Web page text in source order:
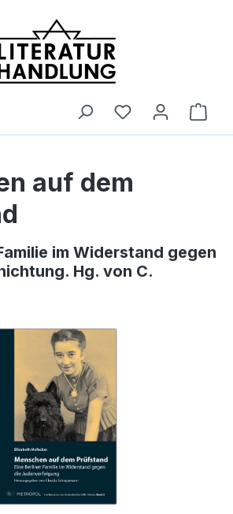
auf dem
im Widerstand gegen
Hg. von C.